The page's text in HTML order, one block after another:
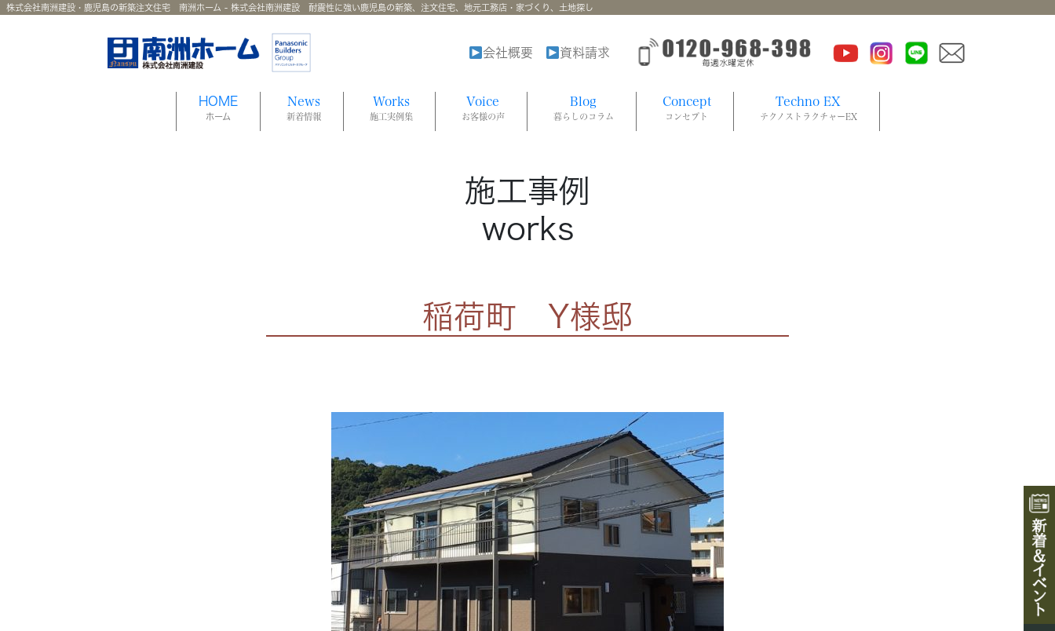
株式会社南洲建設・鹿児島の新築注文住宅 南洲ホーム - 株式会社南洲建設 耐震性に強い鹿児島の新築、注文住宅、地元工務店・家づくり、土地探し
会社概要 資料請求
HOME
ホーム
News
新着情報
Works
施工実例集
Voice
お客様の声
Blog
暮らしのコラム
Concept
コンセプト
Techno EX
テクノストラクチャーEX
施工事例
works
稲荷町 Y様邸